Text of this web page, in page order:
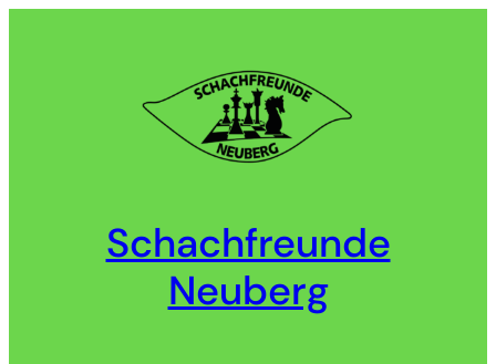
Schachfreunde
Neuberg